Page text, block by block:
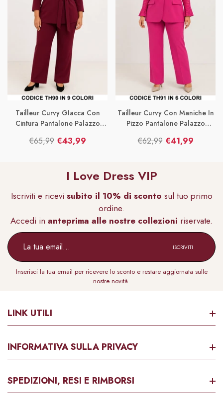
Tailleur Curvy GIacca Con
Cintura Pantalone Palazzo
Colori – TH90
€65,99
vendita
€43,99
Tailleur Curvy Con Maniche In
Pizzo Pantalone Palazzo
Colori – TH91
listino
€62,99 €41,99
I Love Dress VIP
Iscriviti e ricevi subito il 10% di sconto sul tuo primo
ordine.
Accedi in anteprima alle nostre collezioni riservate.
ISCRIVITI
Inserisci la tua email per ricevere lo sconto e restare aggiornata sulle
nostre novità.
LINK UTILI
Contattaci Su Whatsapp
Normativa Cookie
INFORMATIVA SULLA PRIVACY
Notizie Legali
SPEDIZIONI, RESI E RIMBORSI